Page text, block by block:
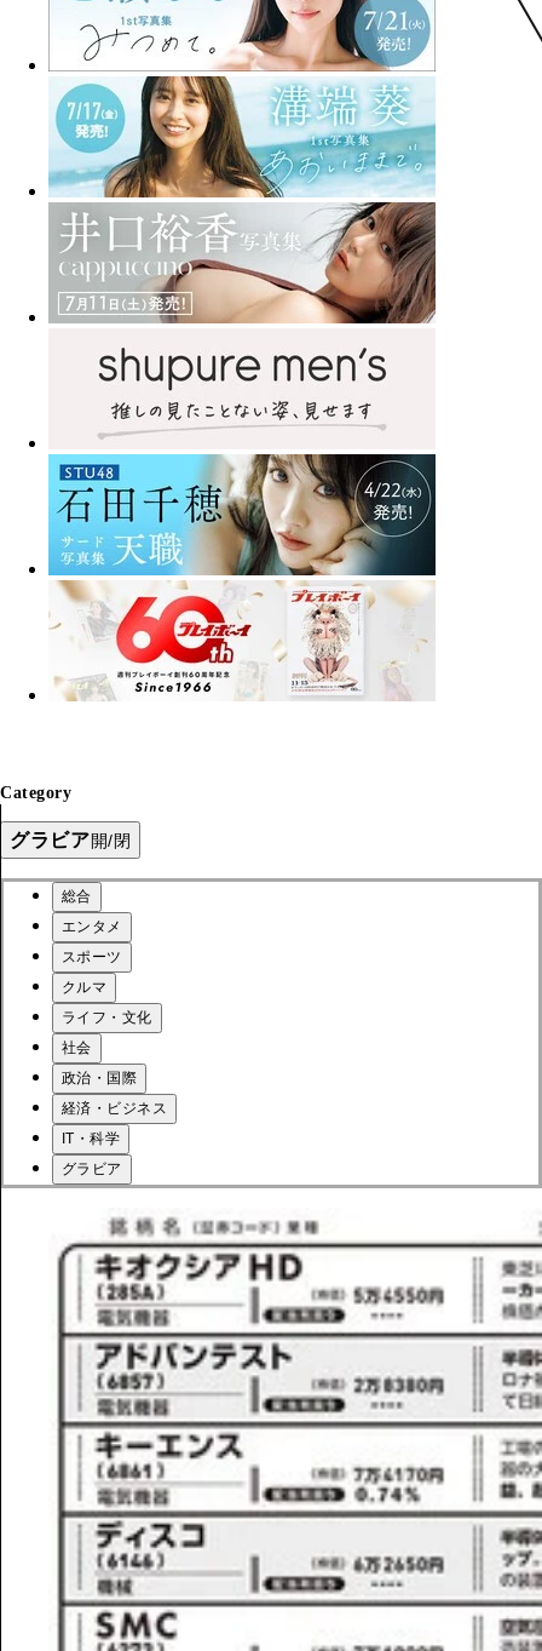
Category
グラビア開/閉
総合
エンタメ
スポーツ
クルマ
ライフ・文化
社会
政治・国際
経済・ビジネス
IT・科学
グラビア